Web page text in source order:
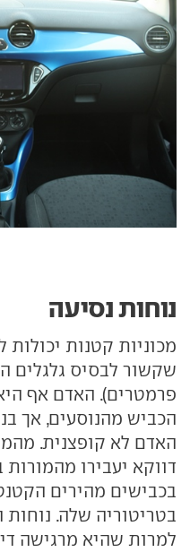
נוחות נסיעה
מכוניות קטנות יכולות
שקשור לבסיס גלגלים
פרמטרים). האדם אף
הכביש מהנוסעים, אך
האדם לא קופצנית.
דווקא יעבירו מהמורות
בכבישים מהירים
בטריטוריה שלה.
למרות שהיא מרגישה